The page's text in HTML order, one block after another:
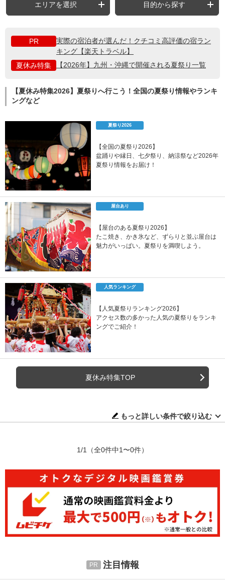
エリアを選択 目的から探す
PR
実際の宿泊者が選んだ！クチコミ高評価の宿ラン
キング【楽天トラベル】
夏休み特集
【2026年】九州・沖縄で開催される夏祭り一覧
【夏休み特集2026】夏祭りへ行こう！全国の夏祭り情報やランキ
ングなど
夏祭り2026
【全国の夏祭り2026】
盆踊りや縁日、七夕祭り、納涼祭など2026年
夏祭り情報をお届け！
屋台あり
【屋台のある夏祭り2026】
たこ焼き、かき氷など、ずらりと並ぶ屋台は
魅力がいっぱい。夏祭りを満喫しよう。
人気ランキング
【人気夏祭りランキング2026】
アクセス数の多かった人気の夏祭りをランキ
ングでご紹介！
夏休み特集TOP
もっと詳しい条件で絞り込む
1/1 （全0件中1〜0件）
注目情報